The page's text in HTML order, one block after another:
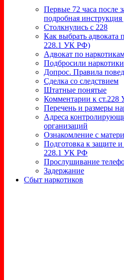
Первые 72 часа после
подробная инструкция
Столкнулись с 228
Как выбрать адвоката
228.1 УК РФ)
Адвокат по
Подбросили наркотики
Допрос. Правила
Сделка со следствием
Штатные понятые
Комментарии к
Перечень и размеры
Адреса
организаций
Ознакомление с
Подготовка к защите
228.1 УК РФ
Прослушивание
Задержание
Сбыт наркотиков